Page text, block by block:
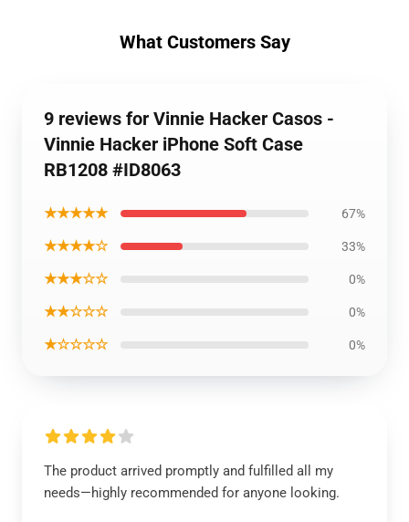
What Customers Say
9 reviews for Vinnie Hacker Casos -
Vinnie Hacker iPhone Soft Case
RB1208 #ID8063
★★★★★ 67%
★★★★☆ 33%
★★★☆☆ 0%
★★☆☆☆ 0%
★☆☆☆☆ 0%
The product arrived promptly and fulfilled all my
needs—highly recommended for anyone looking.